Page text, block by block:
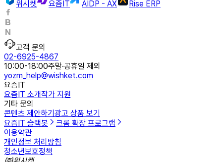
위시켓
요즘IT AIDP - AX Rise ERP
고객 문의
02-6925-4867
10:00-18:00주말·공휴일 제외
yozm_help@wishket.com
요즘IT
요즘IT 소개작가 지원
기타 문의
콘텐츠 제안하기 광고 상품 보기
요즘IT 슬랙봇
크롬 확장 프로그램
이용약관
개인정보 처리방침
청소년보호정책